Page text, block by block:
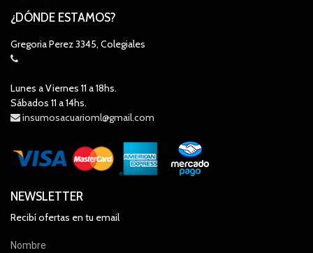
¿DÓNDE ESTAMOS?
Gregoria Perez 3345, Colegiales
Lunes a Viernes 11 a 18hs.
Sábados 11 a 14hs.
insumosacuarioml@gmail.com
NEWSLETTER
Recibí ofertas en tu email